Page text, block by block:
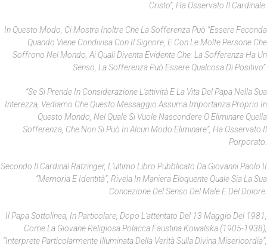
Cristo”, Ha Osservato Il Cardinale.
In Questo Modo, Ci Mostra Inoltre Che La Sofferenza Può “essere Feconda
Quando Viene Condivisa Con Il Signore, E Con Le Molte Persone Che
Soffrono Nel Mondo, Ai Quali Diventa Evidente Che: La Sofferenza Ha Un
Senso, La Sofferenza Può Essere Qualcosa Di Positivo”.
“Se Si Prende In Considerazione L’attività E La Vita Del Papa Nella Sua
Interezza, Vediamo Che Questo Messaggio Assuma Importanza Proprio In
Questo Mondo, Nel Quale Si Vuole Nascondere O Eliminare Quella
Sofferenza, Che Non Si Può In Alcun Modo Eliminare”, Ha Osservato Il
Porporato.
Secondo Il Cardinal Ratzinger, L’ultimo Libro Pubblicato Da Giovanni Paolo II
“Memoria E Identità”, Rivela In Maniera Eloquente Quale Sia La Sua
Concezione Del Senso Del Male E Del Dolore.
Il Papa Sottolinea, In Particolare, Dopo L’attentato Del 13 Maggio Del 1981,
Come La Giovane Religiosa Polacca Faustina Kowalska (1905-1938),
“interprete Particolarmente Illuminata Della Verità Sulla Divina Misericordia”,